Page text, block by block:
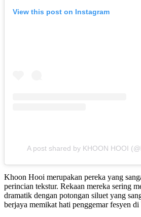
View this post on Instagram
A post shared by KHOON HOOI
Khoon Hooi merupakan pereka yang
perincian tekstur. Rekaan mereka sering
dramatik dengan potongan siluet yang
berjaya memikat hati penggemar fesyen di